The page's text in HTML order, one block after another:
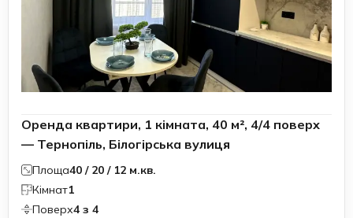
Оренда квартири, 1 кімната, 40 м², 4/4 поверх
— Тернопіль, Білогірська вулиця
Площа40 / 20 / 12 м.кв.
Кімнат1
Поверх4 з 4